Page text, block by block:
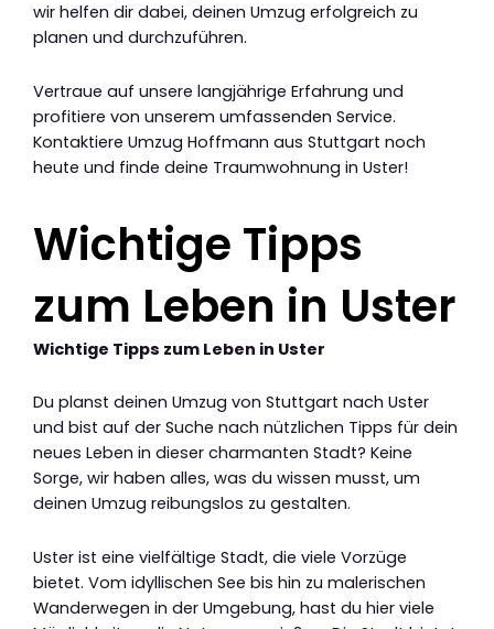
wir helfen dir dabei, deinen Umzug erfolgreich zu
planen und durchzuführen.
Vertraue auf unsere langjährige Erfahrung und
profitiere von unserem umfassenden Service.
Kontaktiere Umzug Hoffmann aus Stuttgart noch
heute und finde deine Traumwohnung in Uster!
Wichtige Tipps
zum Leben in Uster
Wichtige Tipps zum Leben in Uster
Du planst deinen Umzug von Stuttgart nach Uster
und bist auf der Suche nach nützlichen Tipps für dein
neues Leben in dieser charmanten Stadt? Keine
Sorge, wir haben alles, was du wissen musst, um
deinen Umzug reibungslos zu gestalten.
Uster ist eine vielfältige Stadt, die viele Vorzüge
bietet. Vom idyllischen See bis hin zu malerischen
Wanderwegen in der Umgebung, hast du hier viele